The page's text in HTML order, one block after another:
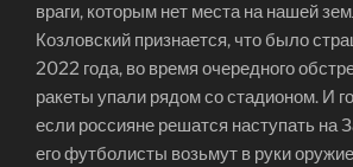
враги, которым нет места на нашей
Козловский признается, что было
2022 года, во время очередного
ракеты упали рядом со стадионом. И
если россияне решатся наступать на
его футболисты возьмут в руки